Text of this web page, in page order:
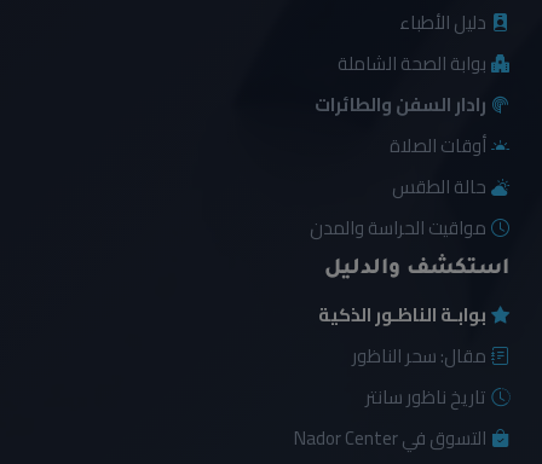
دليل الأطباء
بوابة الصحة الشاملة
رادار السفن والطائرات
أوقات الصلاة
حالة الطقس
مواقيت الحراسة والمدن
استكشف والدليل
بوابـة الناظـور الذكية
مقال: سحر الناظور
تاريخ ناظور سانتر
التسوق في Nador Center